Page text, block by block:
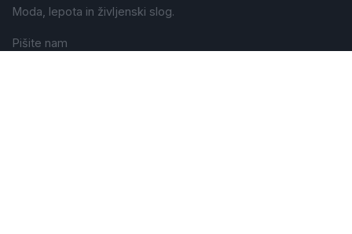
Moda, lepota in življenski slog.
Pišite nam